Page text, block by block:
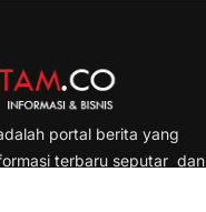
portal berita yang
terbaru seputar dan